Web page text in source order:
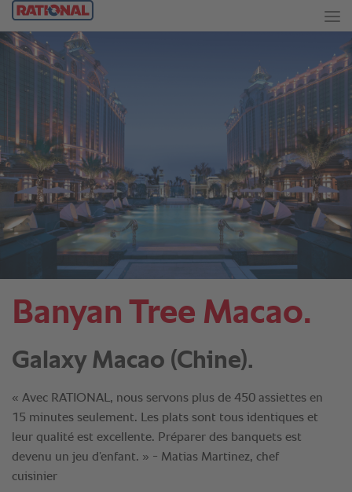
Banyan Tree Macao.
Galaxy Macao (Chine).
« Avec RATIONAL, nous servons plus de 450 assiettes en
15 minutes seulement. Les plats sont tous identiques et
leur qualité est excellente. Préparer des banquets est
devenu un jeu d’enfant. » - Matias Martinez, chef
cuisinier